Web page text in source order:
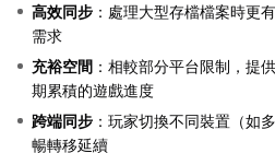
高效同步 ：處理大型存檔檔案時更
需求
充裕空間 ：相較部分平台限制，提
期累積的遊戲進度
跨端同步 ：玩家切換不同裝置（如
暢轉移延續